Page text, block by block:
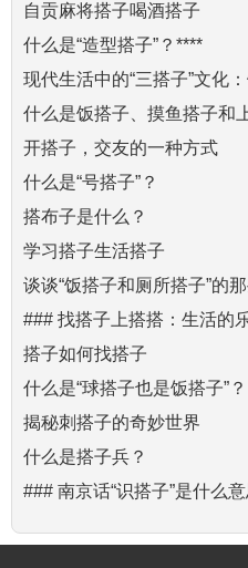
自贡麻将搭子喝酒搭子
什么是“造型搭子”？****
现代生活中的“三搭子”文化
什么是饭搭子、摸鱼搭子和
开搭子，交友的一种方式
什么是“号搭子”？
搭布子是什么？
学习搭子生活搭子
谈谈“饭搭子和厕所搭子”的
### 找搭子上搭搭：生活的
搭子如何找搭子
什么是“球搭子也是饭搭子”？
揭秘刺搭子的奇妙世界
什么是搭子兵？
### 南京话“识搭子”是什么意